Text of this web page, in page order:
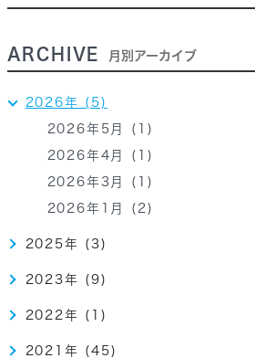
ARCHIVE 月別アーカイブ
2026年 (5)
2026年5月 (1)
2026年4月 (1)
2026年3月 (1)
2026年1月 (2)
2025年 (3)
2023年 (9)
2022年 (1)
2021年 (45)